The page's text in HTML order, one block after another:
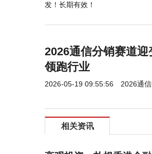
发！长期有效！
2026通信分销赛道
领跑行业
2026-05-19 09:55:56 2026通
相关资讯